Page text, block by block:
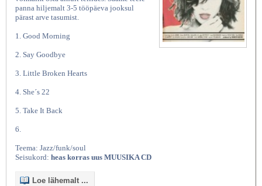
panna hiljemalt 3-5 tööpäeva jooksul
pärast arve tasumist.
1. Good Morning
2. Say Goodbye
3. Little Broken Hearts
4. She´s 22
5. Take It Back
6.
Teema: Jazz/funk/soul
Seisukord: heas korras uus MUUSIKA CD
Loe lähemalt ...